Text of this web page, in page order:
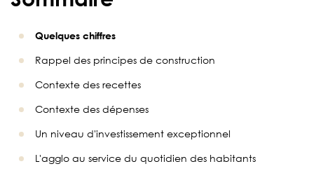
Quelques chiffres
Rappel des principes de construction
Contexte des recettes
Contexte des dépenses
Un niveau d'investissement exceptionnel
L'agglo au service du quotidien des habitants